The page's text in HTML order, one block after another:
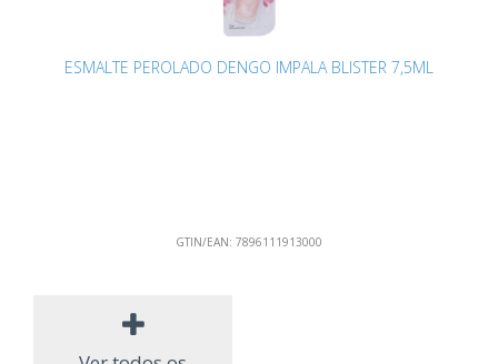
ESMALTE PEROLADO DENGO IMPALA BLISTER 7,5ML
GTIN/EAN: 7896111913000